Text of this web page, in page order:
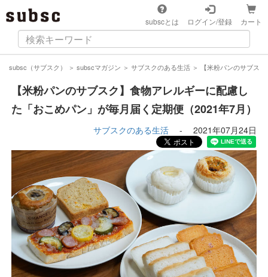
subscとは ログイン/登録 カート
subsc（サブスク） ＞ subscマガジン ＞ サブスクのある生活 ＞ 【米粉パンのサブス
【米粉パンのサブスク】食物アレルギーに配慮し
た「おこめパン」が毎月届く定期便（2021年7月）
サブスクのある生活 - 2021年07月24日